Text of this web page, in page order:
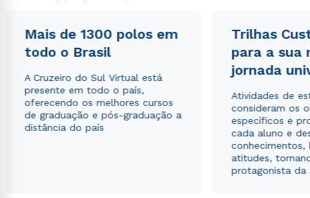
Mais de 1300 polos em
todo o Brasil
A Cruzeiro do Sul Virtual está
presente em todo o país,
oferecendo os melhores cursos
de graduação e pós-graduação a
distância do país
Trilhas
para a sua
jornada
Atividades de
consideram os
específicos e
cada aluno e
conhecimentos,
atitudes,
protagonista da